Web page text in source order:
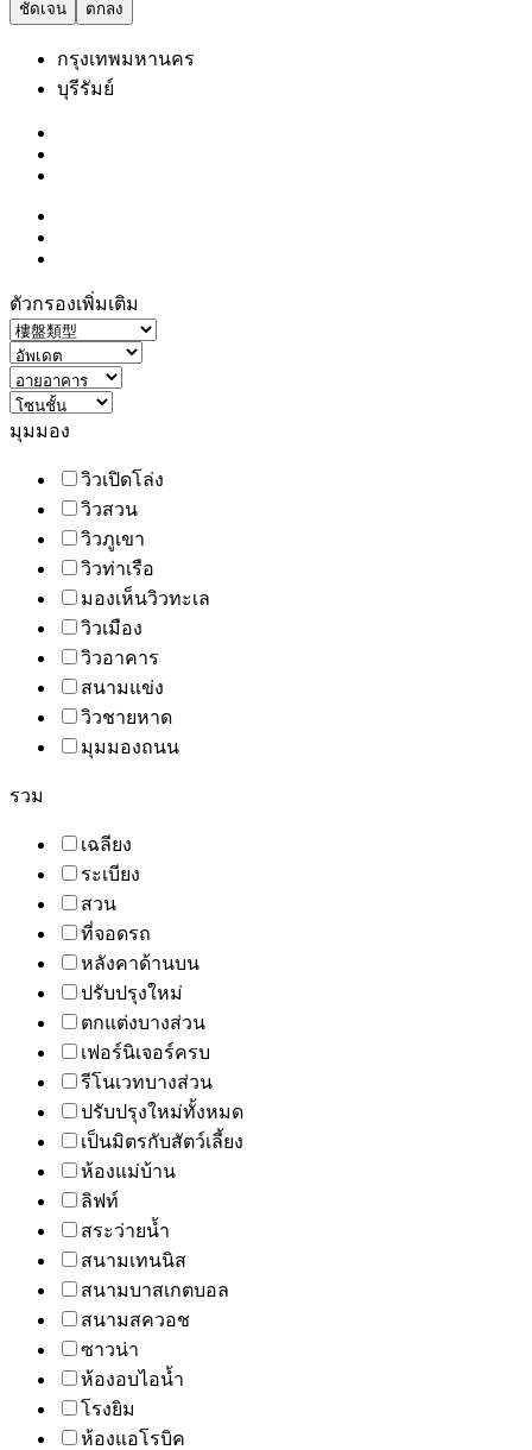
ชัดเจน ตกลง
กรุงเทพมหานคร
บุรีรัมย์
ตัวกรองเพิ่มเติม
มุมมอง
วิวเปิดโล่ง
วิวสวน
วิวภูเขา
วิวท่าเรือ
มองเห็นวิวทะเล
วิวเมือง
วิวอาคาร
สนามแข่ง
วิวชายหาด
มุมมองถนน
รวม
เฉลียง
ระเบียง
สวน
ที่จอดรถ
หลังคาด้านบน
ปรับปรุงใหม่
ตกแต่งบางส่วน
เฟอร์นิเจอร์ครบ
รีโนเวทบางส่วน
ปรับปรุงใหม่ทั้งหมด
เป็นมิตรกับสัตว์เลี้ยง
ห้องแม่บ้าน
ลิฟท์
สระว่ายน้ำ
สนามเทนนิส
สนามบาสเกตบอล
สนามสควอช
ซาวน่า
ห้องอบไอน้ำ
โรงยิม
ห้องแอโรบิค